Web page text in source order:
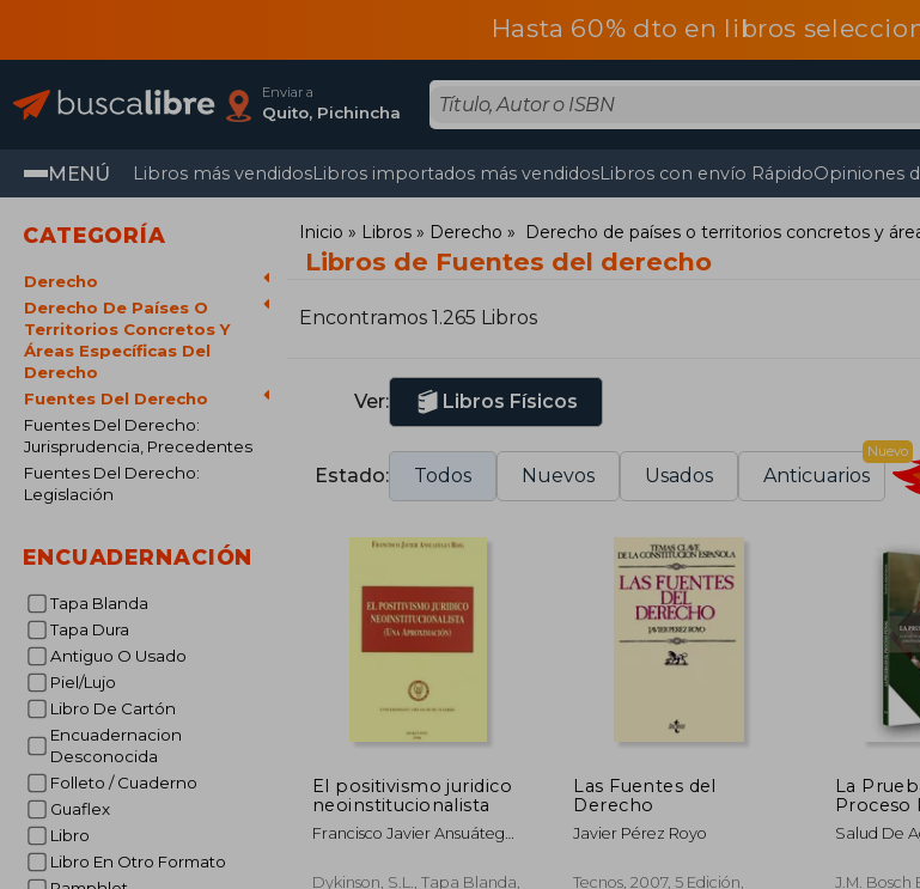
Hasta 60% dto en libros
Enviar a
Quito, Pichincha
MENÚ Libros más vendidosLibros importados más vendidosLibros con envío RápidoOpiniones
CATEGORÍA
Derecho
Derecho De Países O
Territorios Concretos Y
Áreas Específicas Del
Derecho
Fuentes Del Derecho
Fuentes Del Derecho:
Jurisprudencia, Precedentes
Fuentes Del Derecho:
Legislación
ENCUADERNACIÓN
Tapa Blanda
Tapa Dura
Antiguo O Usado
Piel/Lujo
Libro De Cartón
Encuadernacion
Desconocida
Folleto / Cuaderno
Guaflex
Libro
Libro En Otro Formato
Inicio Libros Derecho Derecho de países o territorios concretos y
Libros de Fuentes del derecho
Encontramos 1.265 Libros
Ver: Libros Físicos
Estado: Todos Nuevos Usados Anticuarios
Nuevo
El positivismo juridico
neoinstitucionalista
Francisco Javier Ansuátegui
Dykinson, S.L., Tapa Blanda,
Las Fuentes del
Derecho
Javier Pérez Royo
Tecnos, 2007, 5 Edición,
La
Proceso
de la
del
Salud De
J.M. Bosch